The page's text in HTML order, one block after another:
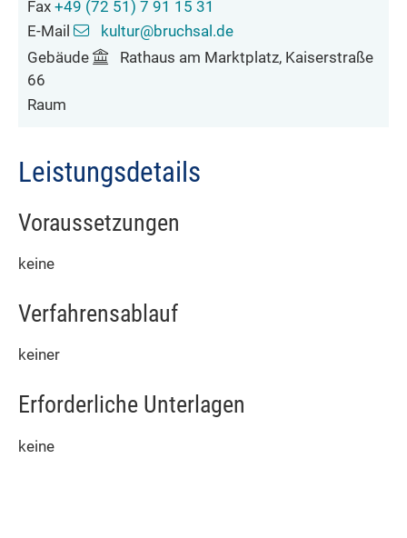
Fax +49 (72 51) 7 91 15 31
E-Mail
kultur@bruchsal.de
Gebäude
Rathaus am Marktplatz, Kaiserstraße
66
Raum
Leistungsdetails
Voraussetzungen
keine
Verfahrensablauf
keiner
Erforderliche Unterlagen
keine